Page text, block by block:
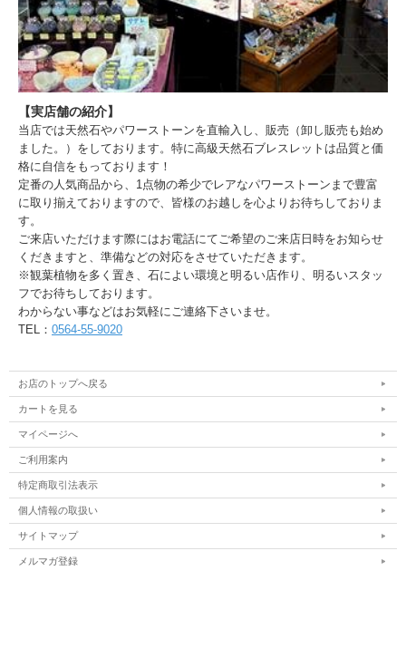
【実店舗の紹介】
当店では天然石やパワーストーンを直輸入し、販売（卸し販売も始め
ました。）をしております。特に高級天然石ブレスレットは品質と価
格に自信をもっております！
定番の人気商品から、1点物の希少でレアなパワーストーンまで豊富
に取り揃えておりますので、皆様のお越しを心よりお待ちしておりま
す。
ご来店いただけます際にはお電話にてご希望のご来店日時をお知らせ
くだきますと、準備などの対応をさせていただきます。
※観葉植物を多く置き、石によい環境と明るい店作り、明るいスタッ
フでお待ちしております。
わからない事などはお気軽にご連絡下さいませ。
TEL： 0564-55-9020
お店のトップへ戻る
カートを見る
マイページへ
ご利用案内
特定商取引法表示
個人情報の取扱い
サイトマップ
メルマガ登録